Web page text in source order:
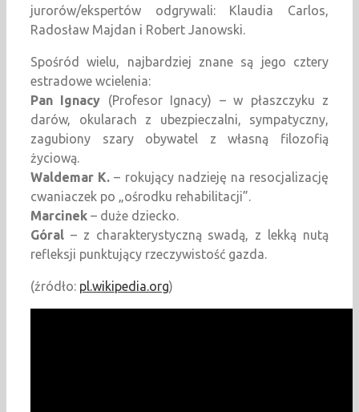
jurorów/ekspertów odgrywali: Klaudia Carlos,
Radosław Majdan i Robert Janowski.
Spośród wielu, najbardziej znane są jego cztery
estradowe wcielenia:
Pan Ignacy (Profesor Ignacy) – w płaszczyku z
darów, okularach z ubezpieczalni, sympatyczny,
zagubiony szary obywatel z własną filozofią
życiową.
Waldemar K. – rokujący nadzieję na resocjalizację
cwaniaczek po „ośrodku rehabilitacji”.
Marcinek – duże dziecko.
Góral – z charakterystyczną swadą, z lekką nutą
refleksji punktujący rzeczywistość gazda.
(źródło: pl.wikipedia.org)